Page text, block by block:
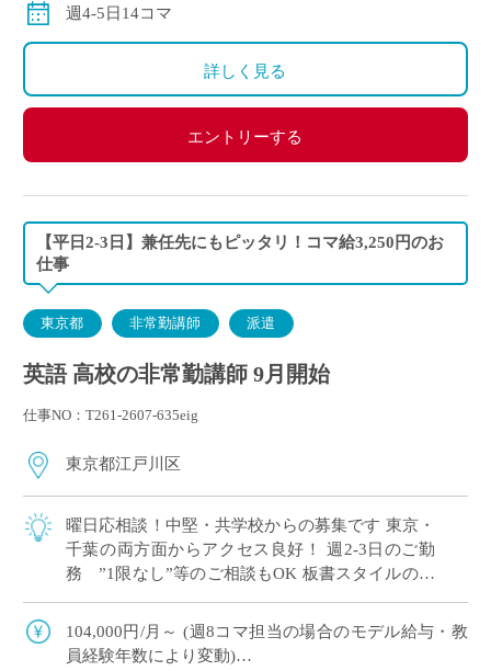
週4-5日14コマ
詳しく見る
エントリーする
【平日2-3日】兼任先にもピッタリ！コマ給3,250円のお
仕事
東京都 非常勤講師 派遣
英語 高校の非常勤講師 9月開始
仕事NO：T261-2607-635eig
東京都江戸川区
曜日応相談！中堅・共学校からの募集です 東京・
千葉の両方面からアクセス良好！ 週2-3日のご勤
務 ”1限なし”等のご相談もOK 板書スタイルの授
104,000円/月～ (週8コマ担当の場合のモデル給与・教
員経験年数により変動)